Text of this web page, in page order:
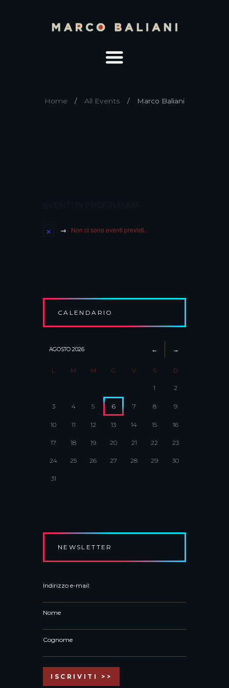
Home All Events Marco Baliani
Non ci sono eventi previsti.
CALENDARIO
AGOSTO 2026
L M M G V S D
1 2
3 4 5 6 7 8 9
10 11 12 13 14 15 16
17 18 19 20 21 22 23
24 25 26 27 28 29 30
31
NEWSLETTER
Indirizzo e-mail:
Nome
Cognome